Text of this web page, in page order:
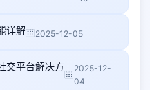
详解 2025-12-05
交平台解决方
2025-12-
04